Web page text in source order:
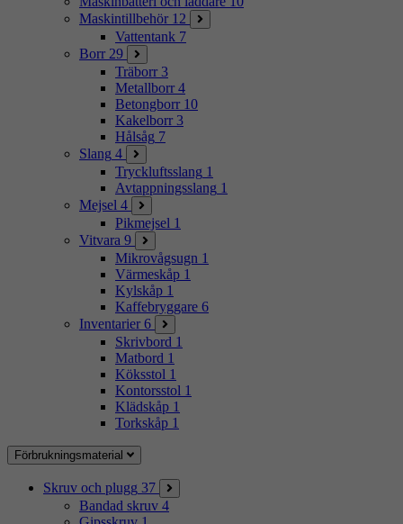
Maskintillbehör 12
Vattentank 7
Borr 29
Träborr 3
Metallborr 4
Betongborr 10
Kakelborr 3
Hålsåg 7
Slang 4
Tryckluftsslang 1
Avtappningsslang 1
Mejsel 4
Pikmejsel 1
Vitvara 9
Mikrovågsugn 1
Värmeskåp 1
Kylskåp 1
Kaffebryggare 6
Inventarier 6
Skrivbord 1
Matbord 1
Köksstol 1
Kontorsstol 1
Klädskåp 1
Torkskåp 1
Förbrukningsmaterial
Skruv och plugg 37
Bandad skruv 4